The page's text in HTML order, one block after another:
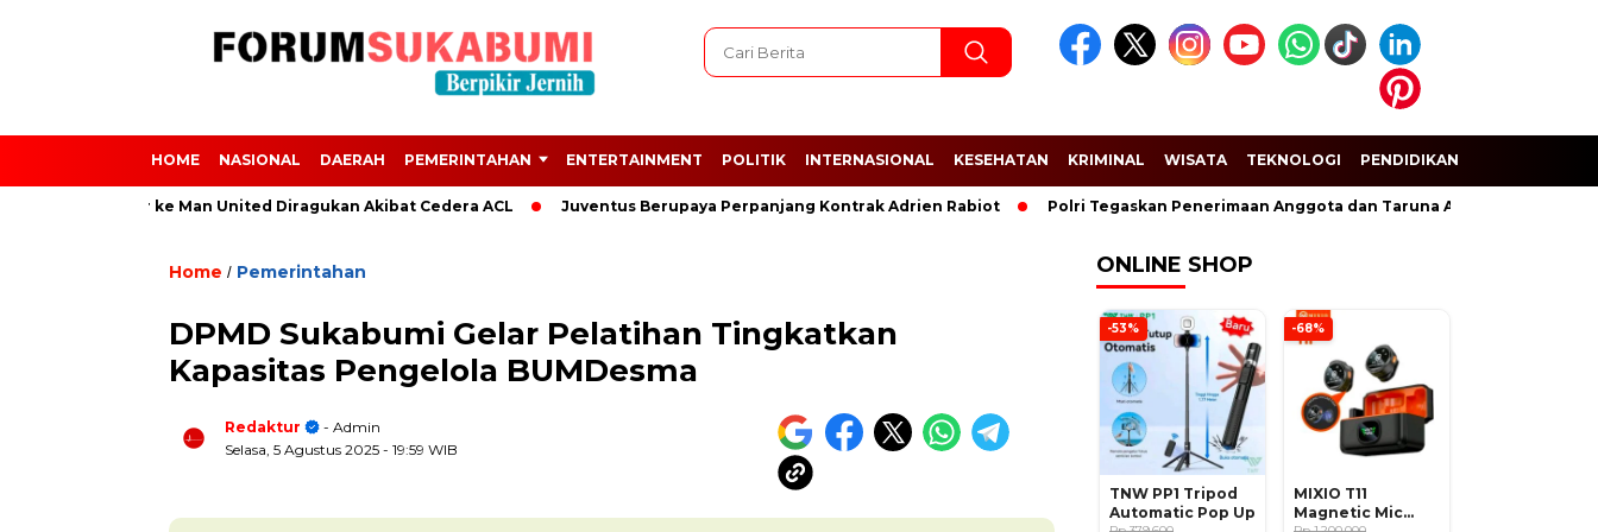
HOME NASIONAL DAERAH PEMERINTAHAN ENTERTAINMENT POLITIK INTERNASIONAL KESEHATAN KRIMINAL WISATA TEKNOLOGI PENDIDIKAN
Transfer ke Man United Diragukan Akibat Cedera ACL Juventus Berupaya Perpanjang Kontrak Adrien Rabiot Polri Tegaskan Penerimaan Anggota dan Taruna Akpol Gratis, Hati-hati
Home / Pemerintahan
DPMD Sukabumi Gelar Pelatihan Tingkatkan
Kapasitas Pengelola BUMDesma
Redaktur
- Admin
Selasa, 5 Agustus 2025 - 19:59 WIB
ONLINE SHOP
-53%
TNW PP1 Tripod
Automatic Pop Up
-68%
MIXIO T11
Magnetic Mic